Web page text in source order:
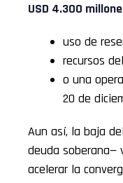
USD 4.300
uso de
recursos
o una
20 de
Aun así, la baja
deuda soberana—
acelerar la